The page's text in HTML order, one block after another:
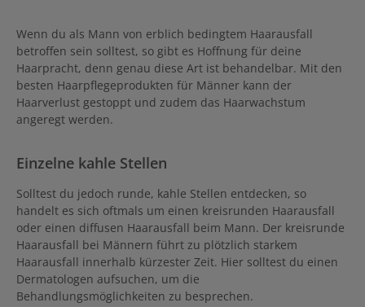
Wenn du als Mann von erblich bedingtem Haarausfall
betroffen sein solltest, so gibt es Hoffnung für deine
Haarpracht, denn genau diese Art ist behandelbar. Mit den
besten Haarpflegeprodukten für Männer kann der
Haarverlust gestoppt und zudem das Haarwachstum
angeregt werden.
Einzelne kahle Stellen
Solltest du jedoch runde, kahle Stellen entdecken, so
handelt es sich oftmals um einen kreisrunden Haarausfall
oder einen diffusen Haarausfall beim Mann. Der kreisrunde
Haarausfall bei Männern führt zu plötzlich starkem
Haarausfall innerhalb kürzester Zeit. Hier solltest du einen
Dermatologen aufsuchen, um die
Behandlungsmöglichkeiten zu besprechen.